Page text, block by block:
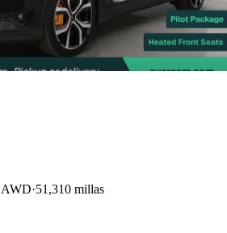
51,310 millas